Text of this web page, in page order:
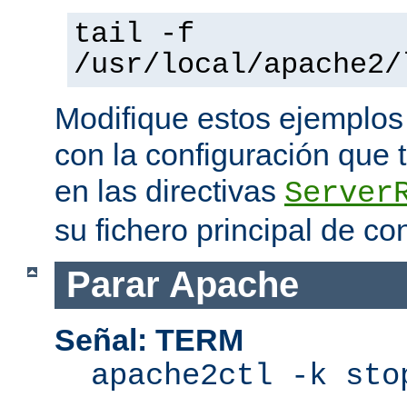
tail -f
/usr/local/
Modifique estos
con la configuración que
en las directivas
su fichero principal de
Parar Apache
Señal: TERM
apache2ctl -k